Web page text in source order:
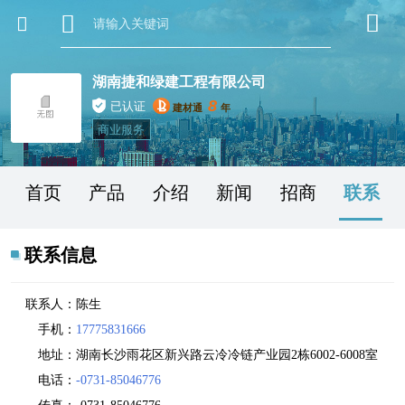
湖南捷和绿建工程有限公司
已认证 建材通 8 年
商业服务
首页 产品 介绍 新闻 招商 联系
联系信息
联系人： 陈生
手机： 17775831666
地址： 湖南长沙雨花区新兴路云冷冷链产业园2栋6002-6008室
电话： -0731-85046776